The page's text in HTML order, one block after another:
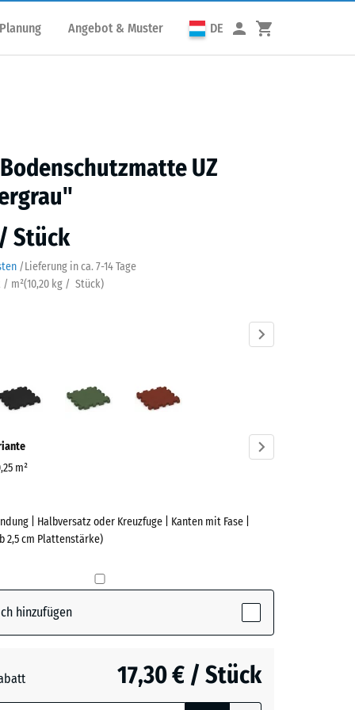
Angebot & Muster DE
UZ
Stück
/Lieferung in ca. 7-14 Tage
/ m²(10,20 kg / Stück)
(active)
+ 0,60 €
m²
| Halbversatz oder Kreuzfuge | Kanten mit Fase |
2,5 cm Plattenstärke)
hinzufügen
17,30 € / Stück